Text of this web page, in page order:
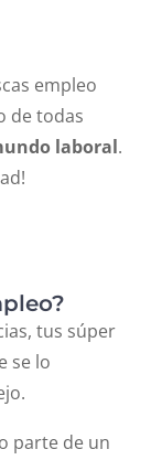
empleo
de todas
laboral.
tus súper
se lo
parte de un